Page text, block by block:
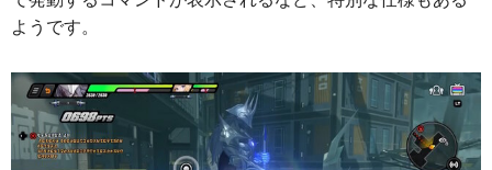
ようです。